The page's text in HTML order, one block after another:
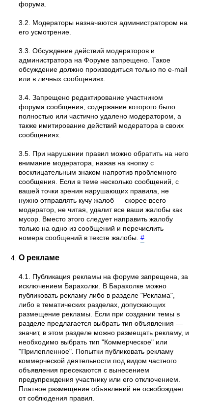
форума.
3.2. Модераторы назначаются администратором на
его усмотрение.
3.3. Обсуждение действий модераторов и
администратора на Форуме запрещено. Такое
обсуждение должно производиться только по e-mail
или в личных сообщениях.
3.4. Запрещено редактирование участником
форума сообщения, содержание которого было
полностью или частично удалено модератором, а
также имитирование действий модератора в своих
сообщениях.
3.5. При нарушении правил можно обратить на него
внимание модератора, нажав на кнопку с
восклицательным знаком напротив проблемного
сообщения. Если в теме несколько сообщений, с
вашей точки зрения нарушающих правила, не
нужно отправлять кучу жалоб — скорее всего
модератор, не читая, удалит все ваши жалобы как
мусор. Вместо этого следует направить жалобу
только на одно из сообщений и перечислить
номера сообщений в тексте жалобы.#
О рекламе
4.1. Публикация рекламы на форуме запрещена, за
исключением Барахолки. В Барахолке можно
публиковать рекламу либо в разделе "Реклама",
либо в тематических разделах, допускающих
размещение рекламы. Если при создании темы в
разделе предлагается выбрать тип объявления —
значит, в этом разделе можно размещать рекламу, и
необходимо выбрать тип "Коммерческое" или
"Прилепленное". Попытки публиковать рекламу
коммерческой деятельности под видом частного
объявления пресекаются с вынесением
предупреждения участнику или его отключением.
Платное размещение объявлений не освобождает
от соблюдения правил.